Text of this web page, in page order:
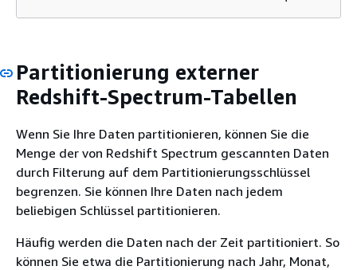
Partitionierung externer
Redshift-Spectrum-Tabellen
Wenn Sie Ihre Daten partitionieren, können Sie die
Menge der von Redshift Spectrum gescannten Daten
durch Filterung auf dem Partitionierungsschlüssel
begrenzen. Sie können Ihre Daten nach jedem
beliebigen Schlüssel partitionieren.
Häufig werden die Daten nach der Zeit partitioniert. So
können Sie etwa die Partitionierung nach Jahr, Monat,